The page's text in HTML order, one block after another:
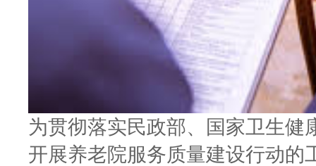
为贯彻落实民政部、国家卫生健
开展养老院服务质量建设行动的